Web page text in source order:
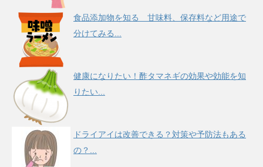
食品添加物を知る 甘味料、保存料など用途で
分けてみる...
健康になりたい！酢タマネギの効果や効能を知
りたい...
ドライアイは改善できる？対策や予防法もある
の？...